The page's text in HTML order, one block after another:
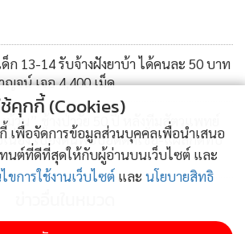
ด็ก 13-14 รับจ้างฝังยาบ้า ได้คนละ 50 บาท
ญจน์ เจอ 4,400 เม็ด
ม้วน” ช้างป่าวัย 50 ปี หลังทีมสัตวแพทย์
นื่อง เบื้องต้นพบปอดติดเชื้อ-แผลกดทับ
ช้คุกกี้ (Cookies)
เพื่อจัดการข้อมูลส่วนบุคคลเพื่อนำเสนอ
นต์ที่ดีที่สุดให้กับผู้อ่านบนเว็บไซต์ และ
ขการใช้งานเว็บไซต์ และ นโยบายสิทธิ